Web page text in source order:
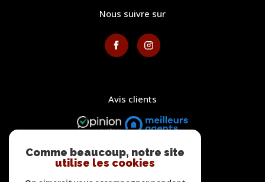
nous suivre sur
avis clients
Comme beaucoup, notre site
utilise les cookies